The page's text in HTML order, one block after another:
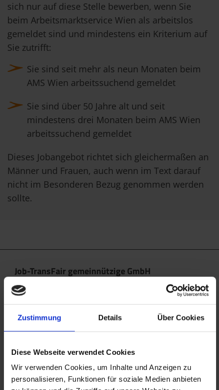
Zustimmung Details Über Cookies
Diese Webseite verwendet Cookies
Wir verwenden Cookies, um Inhalte und Anzeigen zu
personalisieren, Funktionen für soziale Medien anbieten
sich nur auf diese Stelle bewerben, wenn Sie
beim Arbeitsmarktservice Wien als arbeitslos
gemeldet sind und mindestens ein Kriterium auf
Sie zutrifft:
Sie sind seit mehr als neun Monaten beim
AMS Wien arbeitssuchend gemeldet
Sie sind über 50 Jahre alt und seit
mindestens drei Monaten beim AMS Wien
arbeitssuchend gemeldet
Dieses Jobangebot richtet sich gleichermaßen an
Männer und Frauen, auch wenn im Text darauf
nicht im Besonderen Bezug genommen werden
sollte.
Job-TransFair gemeinnützige GmbH
Linke Wienzeile 10/21 (Zentrale)
1060 Wien
office@jobtransfair.at
+43 1 585 39 91
Die Inhalte unserer Webseite können Spuren von KI
enthalten. Nähere Details entnehmen Sie bitte
unseremKI Manifest